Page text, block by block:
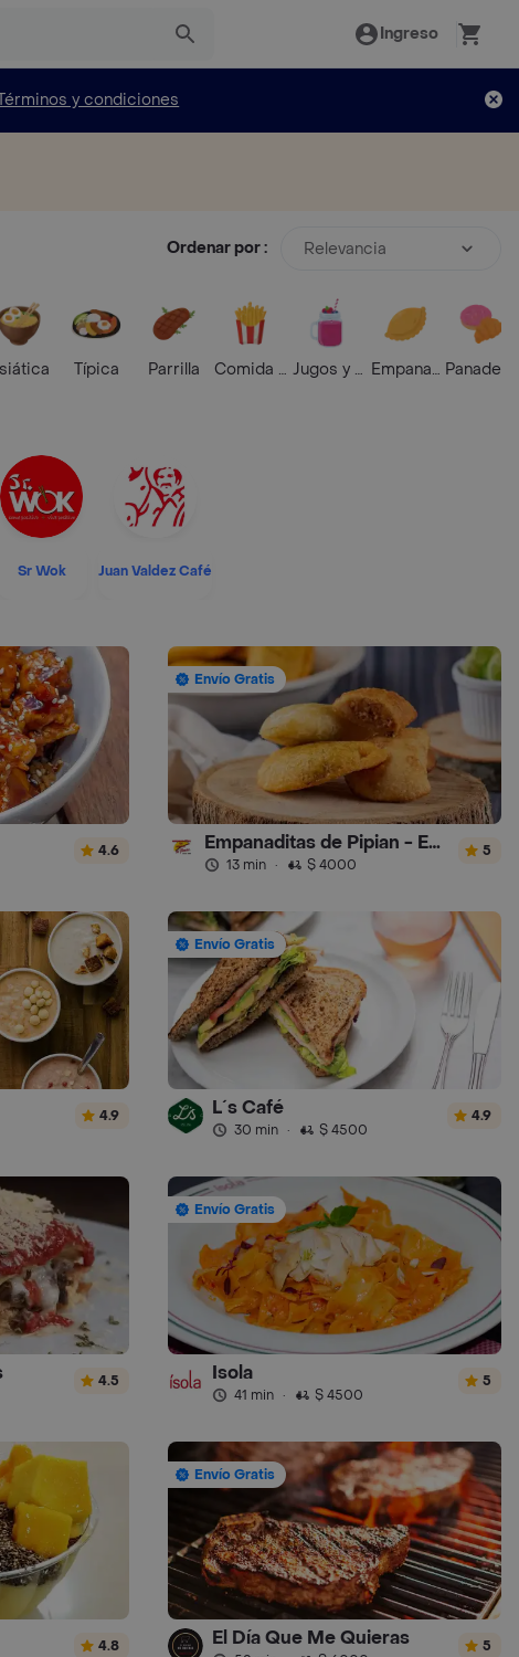
Ingreso
y condiciones
Ordenar por : Relevancia
Típica Parrilla Comida RápidaJugos y BatidosEmpanadasPanadería
Sr Wok Juan Valdez Café
4.6
Envío Gratis
Empanaditas de Pipian - Empanadas
13 min · $ 4000
5
4.9
Envío Gratis
L´s Café
30 min · $ 4500
4.9
4.5
Envío Gratis
Isola
41 min · $ 4500
5
4.8
Envío Gratis
El Día Que Me Quieras 5